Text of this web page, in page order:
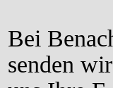
Bei
senden